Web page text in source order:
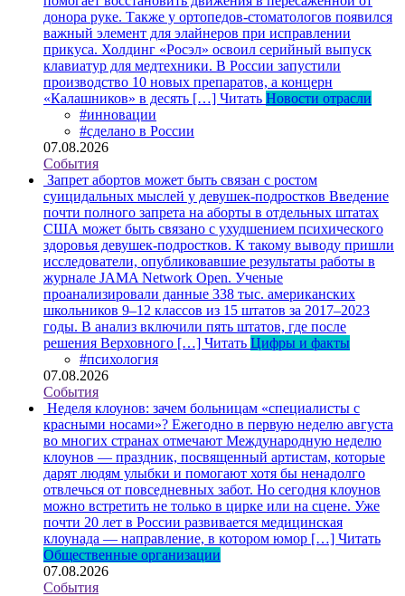
донора руке. Также у ортопедов-стоматологов появился
важный элемент для элайнеров при исправлении
прикуса. Холдинг «Росэл» освоил серийный выпуск
клавиатур для медтехники. В России запустили
производство 10 новых препаратов, а концерн
«Калашников» в десять […] Читать Новости отрасли
#инновации
#сделано в России
07.08.2026
События
Запрет абортов может быть связан с ростом
суицидальных мыслей у девушек-подростков Введение
почти полного запрета на аборты в отдельных штатах
США может быть связано с ухудшением психического
здоровья девушек-подростков. К такому выводу пришли
исследователи, опубликовавшие результаты работы в
журнале JAMA Network Open. Ученые
проанализировали данные 338 тыс. американских
школьников 9–12 классов из 15 штатов за 2017–2023
годы. В анализ включили пять штатов, где после
решения Верховного […] Читать Цифры и факты
#психология
07.08.2026
События
Неделя клоунов: зачем больницам «специалисты с
красными носами»? Ежегодно в первую неделю августа
во многих странах отмечают Международную неделю
клоунов — праздник, посвященный артистам, которые
дарят людям улыбки и помогают хотя бы ненадолго
отвлечься от повседневных забот. Но сегодня клоунов
можно встретить не только в цирке или на сцене. Уже
почти 20 лет в России развивается медицинская
клоунада — направление, в котором юмор […] Читать
Общественные организации
07.08.2026
События